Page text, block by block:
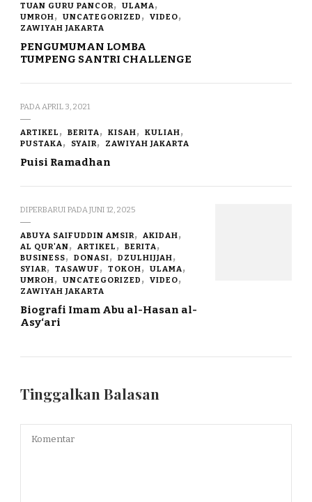
TUAN GURU PANCOR
ULAMA
UMROH
UNCATEGORIZED
VIDEO
ZAWIYAH JAKARTA
PENGUMUMAN LOMBA
TUMPENG SANTRI CHALLENGE
PADAAPRIL 3, 2021
ARTIKEL BERITA KISAH
KULIAH
PUSTAKA
SYAIR ZAWIYAH JAKARTA
Puisi Ramadhan
DIPERBARUI PADAJUNI 12, 2025
ABUYA SAIFUDDIN AMSIR
AKIDAH
AL QUR'AN
ARTIKEL
BERITA
BUSINESS
DONASI
DZULHIJJAH
SYIAR
TASAWUF TOKOH
ULAMA
UMROH
UNCATEGORIZED
VIDEO
ZAWIYAH JAKARTA
Biografi Imam Abu al-Hasan al-
Asy‘ari
Tinggalkan Balasan